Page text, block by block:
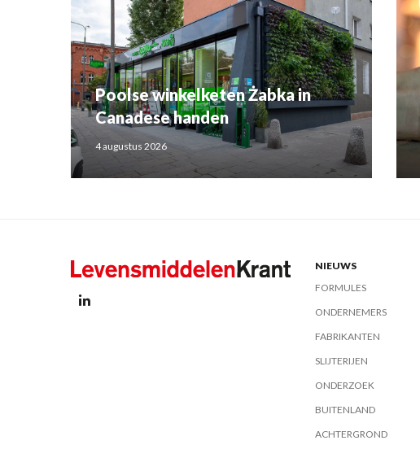
Poolse winkelketen Żabka in
Canadese handen
4 augustus 2026
NIEUWS
FORMULES
ONDERNEMERS
FABRIKANTEN
SLIJTERIJEN
ONDERZOEK
BUITENLAND
ACHTERGROND